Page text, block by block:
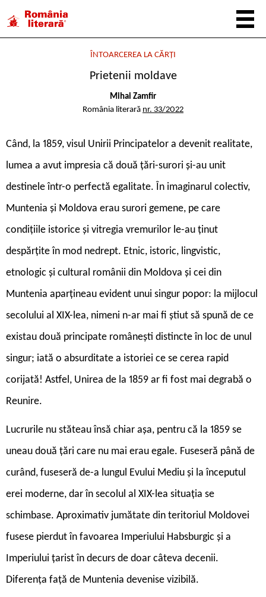
ÎNTOARCEREA LA CĂRȚI
Prietenii moldave
Mihai Zamfir
România literară nr. 33/2022
Când, la 1859, visul Unirii Principatelor a devenit realitate,
lumea a avut impresia că două țări-surori și-au unit
destinele într-o perfectă egalitate. În imaginarul colectiv,
Muntenia și Moldova erau surori gemene, pe care
condițiile istorice și vitregia vremurilor le-au ținut
despărțite în mod nedrept. Etnic, istoric, lingvistic,
etnologic și cultural românii din Moldova și cei din
Muntenia aparțineau evident unui singur popor: la mijlocul
secolului al XIX-lea, nimeni n-ar mai fi știut să spună de ce
existau două principate românești distincte în loc de unul
singur; iată o absurditate a istoriei ce se cerea rapid
corijată! Astfel, Unirea de la 1859 ar fi fost mai degrabă o
Reunire.
Lucrurile nu stăteau însă chiar așa, pentru că la 1859 se
uneau două țări care nu mai erau egale. Fuseseră până de
curând, fuseseră de-a lungul Evului Mediu și la începutul
erei moderne, dar în secolul al XIX-lea situația se
schimbase. Aproximativ jumătate din teritoriul Moldovei
fusese pierdut în favoarea Imperiului Habsburgic și a
Imperiului țarist în decurs de doar câteva decenii.
Diferența față de Muntenia devenise vizibilă.